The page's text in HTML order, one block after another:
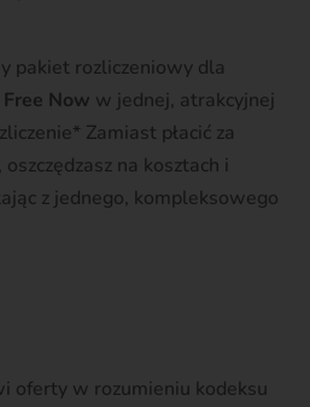
pakiet rozliczeniowy dla
Now w jednej, atrakcyjnej
Zamiast płacić za
na kosztach i
z jednego, kompleksowego
oferty w rozumieniu kodeksu